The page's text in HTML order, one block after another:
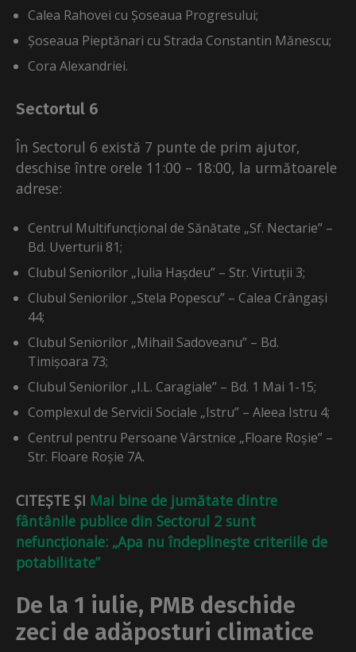
Calea Rahovei cu Șoseaua Progresului;
Șoseaua Pieptănari cu Strada Constantin Mănescu;
Cora Alexandriei.
Sectortul 6
În Sectorul 6 există 7 punte de prim ajutor,
deschise între orele 11:00 – 18:00, la următoarele
adrese:
Centrul Multifuncțional de Sănătate „Sf. Nectarie” –
Bd. Uverturii 81;
Clubul Seniorilor „Iulia Hașdeu” – Str. Virtuții 3;
Clubul Seniorilor „Stela Popescu” – Calea Crângași
44;
Clubul Seniorilor „Mihail Sadoveanu” – Bd.
Timișoara 73;
Clubul Seniorilor „I.L. Caragiale” – Bd. 1 Mai 1-15;
Complexul de Servicii Sociale „Istru” – Aleea Istru 4;
Centrul pentru Persoane Vârstnice „Floare Roșie” –
Str. Floare Roșie 7A.
CITEȘTE ȘI Mai bine de jumătate dintre
fântânile publice din Sectorul 2 sunt
nefuncționale: „Apa nu îndeplinește criteriile de
potabilitate”
De la 1 iulie, PMB deschide
zeci de adăposturi climatice